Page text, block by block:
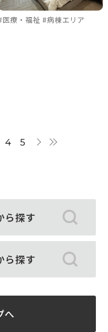
医療・福祉 #病棟エリア
4 5
ら探す
ら探す
へ